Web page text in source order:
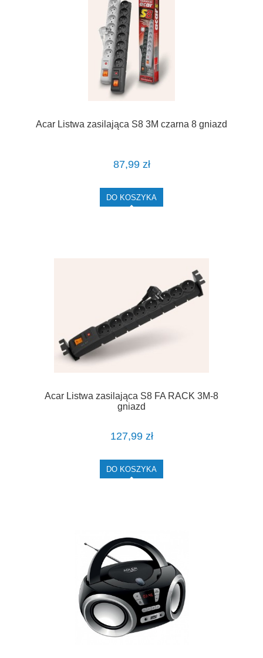
Acar Listwa zasilająca S8 3M czarna 8 gniazd
87,99 zł
DO KOSZYKA
Acar Listwa zasilająca S8 FA RACK 3M-8
gniazd
127,99 zł
DO KOSZYKA